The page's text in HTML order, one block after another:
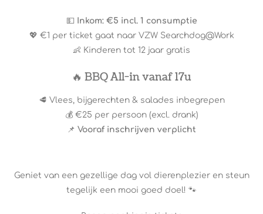
💵 Inkom: €5 incl. 1 consumptie
💖 €1 per ticket gaat naar VZW Searchdog@Work
👶 Kinderen tot 12 jaar gratis
🔥 BBQ All-in vanaf 17u
🥩 Vlees, bijgerechten & salades inbegrepen
💰 €25 per persoon (excl. drank)
📌 Vooraf inschrijven verplicht
Geniet van een gezellige dag vol dierenplezier en steun
tegelijk een mooi goed doel! 🐾